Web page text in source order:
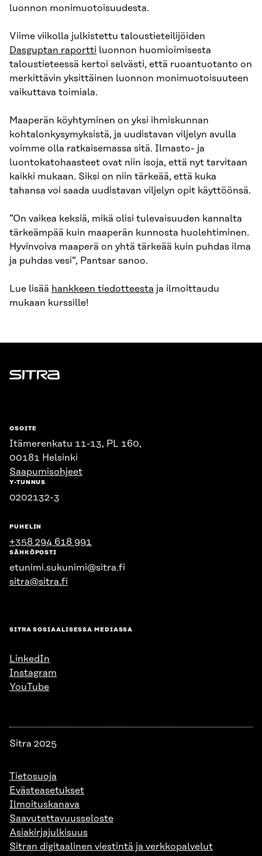
luonnon monimuotoisuudesta.
Viime viikolla julkistettu taloustieteilijöiden
Dasguptan raportti luonnon huomioimisesta
taloustieteessä kertoi selvästi, että ruoantuotanto on
merkittävin yksittäinen luonnon monimuotoisuuteen
vaikuttava toimiala.
Maaperän köyhtyminen on yksi ihmiskunnan
kohtalonkysymyksistä, ja uudistavan viljelyn avulla
voimme olla ratkaisemassa sitä. Ilmasto- ja
luontokatohaasteet ovat niin isoja, että nyt tarvitaan
kaikki mukaan. Siksi on niin tärkeää, että kuka
tahansa voi saada uudistavan viljelyn opit käyttöönsä.
”On vaikea keksiä, mikä olisi tulevaisuuden kannalta
tärkeämpää kuin maaperän kunnosta huolehtiminen.
Hyvinvoiva maaperä on yhtä tärkeää kuin puhdas ilma
ja puhdas vesi”, Pantsar sanoo.
Lue lisää hankkeen tiedotteesta ja ilmoittaudu
mukaan kurssille!
Sitra
OSOITE
Itämerenkatu 11-13, PL 160,
00181 Helsinki
Saapumisohjeet
Y-TUNNUS
0202132-3
PUHELIN
+358 294 618 991
SÄHKÖPOSTI
etunimi.sukunimi@sitra.fi
sitra@sitra.fi
SITRA SOSIAALISESSA MEDIASSA
LinkedIn
Instagram
YouTube
Sitra 2025
Tietosuoja
Evästeasetukset
Ilmoituskanava
Saavutettavuusseloste
Asiakirjajulkisuus
Sitran digitaalinen viestintä ja verkkopalvelut